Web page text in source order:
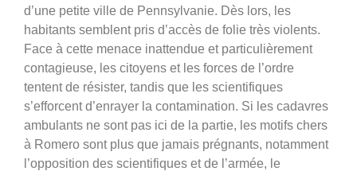
d’une petite ville de Pennsylvanie. Dès lors, les
habitants semblent pris d’accès de folie très violents.
Face à cette menace inattendue et particulièrement
contagieuse, les citoyens et les forces de l’ordre
tentent de résister, tandis que les scientifiques
s’efforcent d’enrayer la contamination. Si les cadavres
ambulants ne sont pas ici de la partie, les motifs chers
à Romero sont plus que jamais prégnants, notamment
l’opposition des scientifiques et de l’armée, le